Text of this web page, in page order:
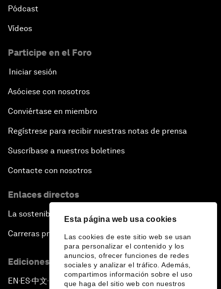
Esta página web usa cookies
Las cookies de este sitio web se usan
para personalizar el contenido y los
anuncios, ofrecer funciones de redes
sociales y analizar el tráfico. Además,
compartimos información sobre el uso
que haga del sitio web con nuestros
Pódcast
Vídeos
Participe en el Foro
Iniciar sesión
Asóciese con nosotros
Conviértase en miembro
Regístrese para recibir nuestras notas de prensa
Suscríbase a nuestros boletines
Contacte con nosotros
Enlaces directos
La sostenibilidad en el Foro
Carreras profesionales
Ediciones en otros idiomas
EN ▪ES▪中文▪ 日本語